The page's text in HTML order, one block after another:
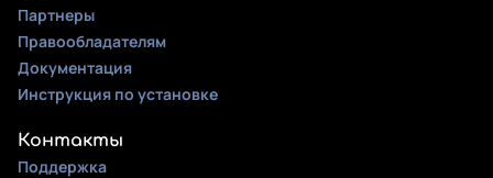
Партнеры
Правообладателям
Документация
Инструкция по установке
Контакты
Поддержка